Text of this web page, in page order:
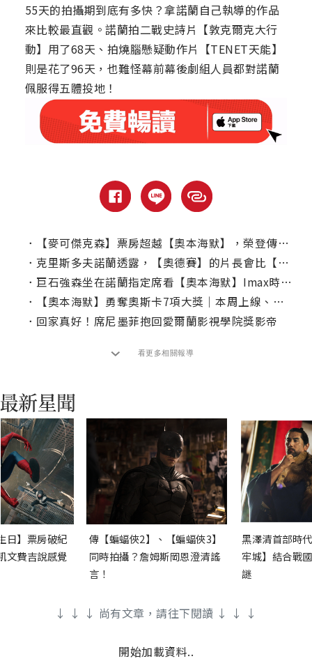
55天的拍攝期到底有多快？拿諾蘭自己執導的作品
來比較最直觀。諾蘭拍二戰史詩片【敦克爾克大行
動】用了68天、拍燒腦懸疑動作片【TENET天能】
則是花了96天，也難怪幕前幕後劇組人員都對諾蘭
佩服得五體投地！
．
【麥可傑克森】票房超越【奧本海默】，榮登傳記電影票房之冠！
． 克里斯多夫諾蘭透露，【奧德賽】的片長會比【奧本海默】短？
． 巨石強森坐在諾蘭指定席看【奧本海默】Imax時在想什麼？
．
【奧本海默】勇奪奧斯卡7項大獎｜本周上線、電視首播推薦
． 回家真好！席尼墨菲抱回愛爾蘭影視學院獎影帝
看更多相關報導
日】票房破紀
文費吉說感覺
傳【蝙蝠俠2】、【蝙蝠俠3】
同時拍攝？詹姆斯岡恩澄清謠
言！
黑澤清首部時
牢城】結合戰
謎
↓ ↓ ↓ 尚有文章，請往下閱讀 ↓ ↓ ↓
開始加載資料..